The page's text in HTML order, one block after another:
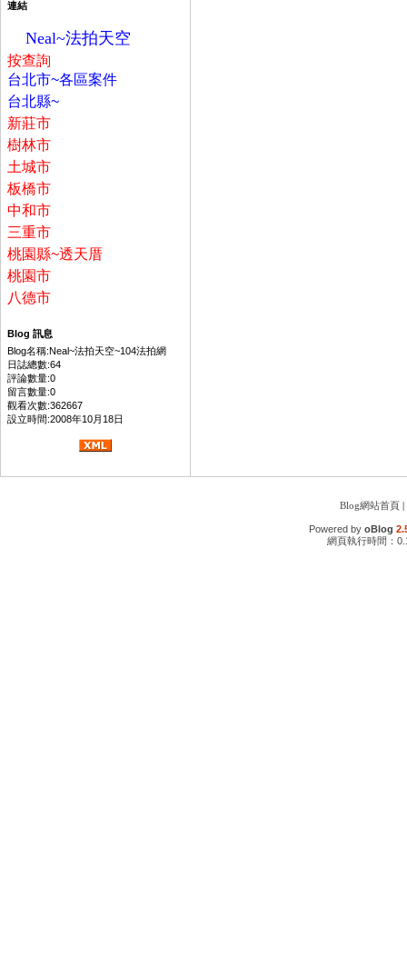
連結
Neal~法拍天空
按查詢
台北市~各區案件
台北縣~
新莊市
樹林市
土城市
板橋市
中和市
三重市
桃園縣~透天厝
桃園市
八德市
Blog 訊息
Blog名稱:Neal~法拍天空~104法拍網
日誌總數:64
評論數量:0
留言數量:0
觀看次數:362667
設立時間:2008年10月18日
Blog網站首頁|
Powered by oBlog
網頁執行時間：